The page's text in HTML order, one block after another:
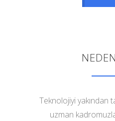
Teknolojiyi yakından
uzman